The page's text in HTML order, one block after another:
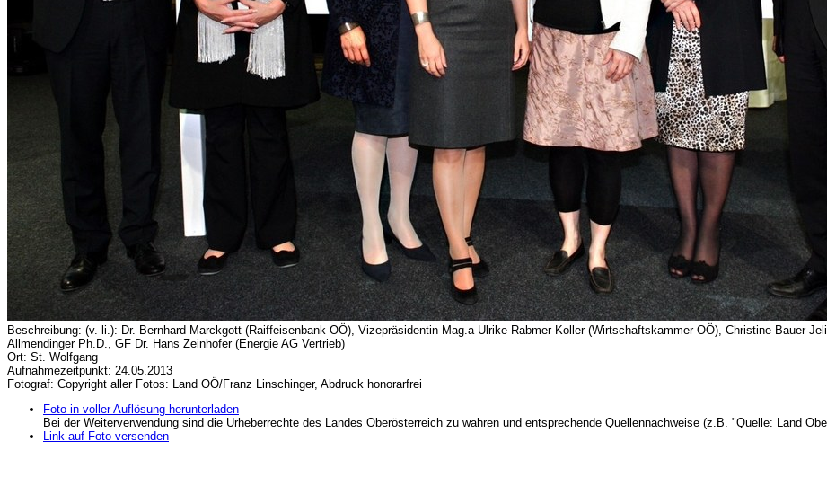
Beschreibung: (v. li.): Dr. Bernhard Marckgott (Raiffeisenbank OÖ), Vizepräsidentin Mag.a Ulrike Rabmer-Koller (Wirtschaftskammer OÖ), Christine Bauer-
Allmendinger Ph.D., GF Dr. Hans Zeinhofer (Energie AG Vertrieb)
Ort: St. Wolfgang
Aufnahmezeitpunkt: 24.05.2013
Fotograf: Copyright aller Fotos: Land OÖ/Franz Linschinger, Abdruck honorarfrei
Foto in voller Auflösung herunterladen
Bei der Weiterverwendung sind die Urheberrechte des Landes Oberösterreich zu wahren und entsprechende Quellennachweise (z.B. "Quelle: Land
Link auf Foto versenden